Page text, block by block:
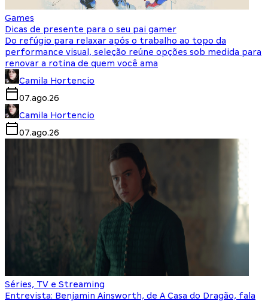
Games
Dicas de presente para o seu pai gamer
Do refúgio para relaxar após o trabalho ao topo da
performance visual, seleção reúne opções sob medida para
renovar a rotina de quem você ama
Camila Hortencio
07.ago.26
Camila Hortencio
07.ago.26
Séries, TV e Streaming
Entrevista: Benjamin Ainsworth, de A Casa do Dragão, fala